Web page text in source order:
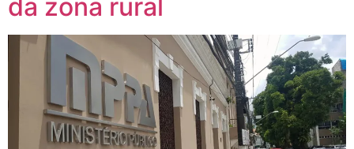
da zona rural